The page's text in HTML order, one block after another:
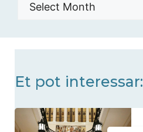
Et pot interessar: